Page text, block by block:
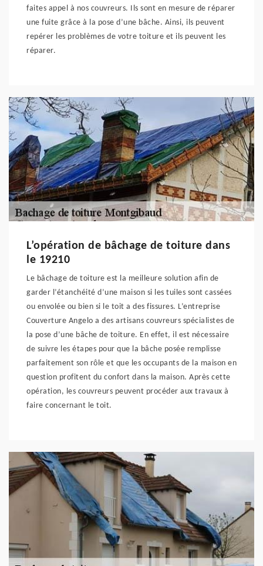
faites appel à nos couvreurs. Ils sont en mesure de réparer
une fuite grâce à la pose d’une bâche. Ainsi, ils peuvent
repérer les problèmes de votre toiture et ils peuvent les
réparer.
L’opération de bâchage de toiture dans
le 19210
Le bâchage de toiture est la meilleure solution afin de
garder l’étanchéité d’une maison si les tuiles sont cassées
ou envolée ou bien si le toit a des fissures. L’entreprise
Couverture Angelo a des artisans couvreurs spécialistes de
la pose d’une bâche de toiture. En effet, il est nécessaire
de suivre les étapes pour que la bâche posée remplisse
parfaitement son rôle et que les occupants de la maison en
question profitent du confort dans la maison. Après cette
opération, les couvreurs peuvent procéder aux travaux à
faire concernant le toit.